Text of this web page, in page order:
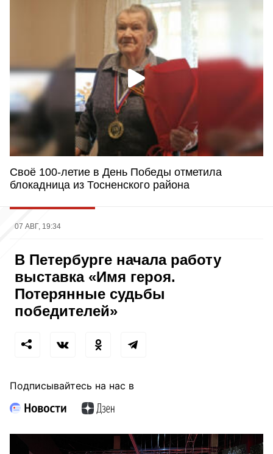
Своё 100-летие в День Победы отметила
блокадница из Тосненского района
07 АВГ, 19:34
В Петербурге начала работу
выставка «Имя героя.
Потерянные судьбы
победителей»
Подписывайтесь на нас в